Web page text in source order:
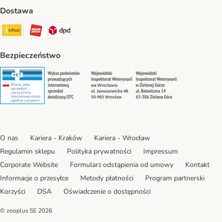
Dostawa
Paczkomat® Shipping Method
ORLEN Paczka Shipping Method
DPD Shipping Method
Bezpieczeństwo
Security Security Security
O nas Kariera - Kraków
Kariera - Wrocław
Regulamin sklepu
Polityka prywatności
Impressum
Corporate Website
Formularz odstąpienia od umowy
Kontakt
Informacje o przesyłce
Metody płatności
Program partnerski
Korzyści
DSA Oświadczenie o dostępności
© zooplus SE 2026